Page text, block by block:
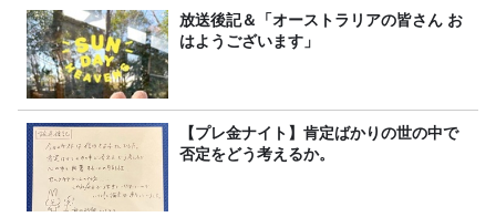
放送後記＆「オーストラリアの皆さん お
はようございます」
【プレ金ナイト】肯定ばかりの世の中で
否定をどう考えるか。